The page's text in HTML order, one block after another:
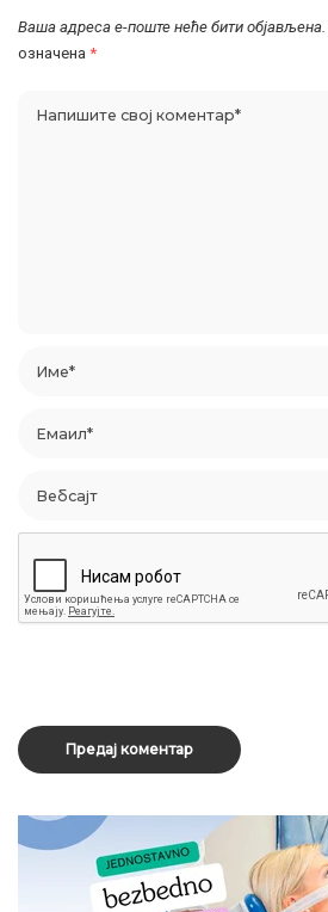
Ваша адреса е-поште неће бити објављена.
означена *